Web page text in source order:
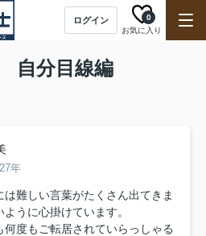
ログイン
お気に入り
0
自分目線編
年
難しい言葉がたくさん出てきま
うに心掛けています。
度もご転居されていらっしゃる